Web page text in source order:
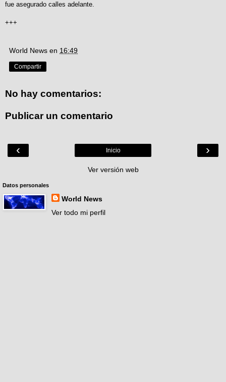
fue asegurado calles adelante.
+++
World News en 16:49
Compartir
No hay comentarios:
Publicar un comentario
‹ ›
Inicio
Ver versión web
Datos personales
World News
Ver todo mi perfil